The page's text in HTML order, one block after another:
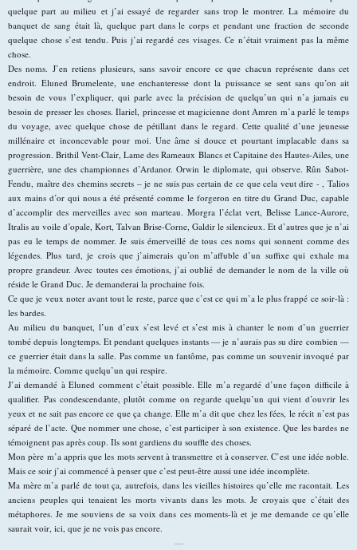
quelque part au milieu et j’ai essayé de regarder sans trop le montrer. La mémoire du
banquet de sang était là, quelque part dans le corps et pendant une fraction de seconde
quelque chose s’est tendu. Puis j’ai regardé ces visages. Ce n’était vraiment pas la même
chose.
Des noms. J’en retiens plusieurs, sans savoir encore ce que chacun représente dans cet
endroit. Eluned Brumelente, une enchanteresse dont la puissance se sent sans qu’on ait
besoin de vous l’expliquer, qui parle avec la précision de quelqu’un qui n’a jamais eu
besoin de presser les choses. Ilariel, princesse et magicienne dont Amren m’a parlé le temps
du voyage, avec quelque chose de pétillant dans le regard. Cette qualité d’une jeunesse
millénaire et inconcevable pour moi. Une âme si douce et pourtant implacable dans sa
progression. Brithil Vent-Clair, Lame des Rameaux Blancs et Capitaine des Hautes-Ailes, une
guerrière, une des championnes d’Ardanor. Orwin le diplomate, qui observe. Rûn Sabot-
Fendu, maître des chemins secrets – je ne suis pas certain de ce que cela veut dire - , Talios
aux mains d’or qui nous a été présenté comme le forgeron en titre du Grand Duc, capable
d’accomplir des merveilles avec son marteau. Morgra l’éclat vert, Belisse Lance-Aurore,
Itralis au voile d’opale, Kort, Talvan Brise-Corne, Galdir le silencieux. Et d’autres que je n’ai
pas eu le temps de nommer. Je suis émerveillé de tous ces noms qui sonnent comme des
légendes. Plus tard, je crois que j’aimerais qu’on m’affuble d’un suffixe qui exhale ma
propre grandeur. Avec toutes ces émotions, j’ai oublié de demander le nom de la ville où
réside le Grand Duc. Je demanderai la prochaine fois.
Ce que je veux noter avant tout le reste, parce que c’est ce qui m’a le plus frappé ce soir-là :
les bardes.
Au milieu du banquet, l’un d’eux s’est levé et s’est mis à chanter le nom d’un guerrier
tombé depuis longtemps. Et pendant quelques instants — je n’aurais pas su dire combien —
ce guerrier était dans la salle. Pas comme un fantôme, pas comme un souvenir invoqué par
la mémoire. Comme quelqu’un qui respire.
J’ai demandé à Eluned comment c’était possible. Elle m’a regardé d’une façon difficile à
qualifier. Pas condescendante, plutôt comme on regarde quelqu’un qui vient d’ouvrir les
yeux et ne sait pas encore ce que ça change. Elle m’a dit que chez les fées, le récit n’est pas
séparé de l’acte. Que nommer une chose, c’est participer à son existence. Que les bardes ne
témoignent pas après coup. Ils sont gardiens du souffle des choses.
Mon père m’a appris que les mots servent à transmettre et à conserver. C’est une idée noble.
Mais ce soir j’ai commencé à penser que c’est peut-être aussi une idée incomplète.
Ma mère m’a parlé de tout ça, autrefois, dans les vieilles histoires qu’elle me racontait. Les
anciens peuples qui tenaient les morts vivants dans les mots. Je croyais que c’était des
métaphores. Je me souviens de sa voix dans ces moments-là et je me demande ce qu’elle
saurait voir, ici, que je ne vois pas encore.
—